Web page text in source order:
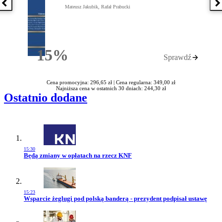
Poprzednia książka
15%Rabatu
Mateusz Jakubik, Rafał Prabucki
Sprawdź
Cena promocyjna: 296,65 zł | Cena regularna: 349,00 zł
Najniższa cena w ostatnich 30 dniach: 244,30 zł
Ostatnio dodane
15:30
Przejdź do artykułu:
Będą zmiany w opłatach na rzecz KNF
15:23
Przejdź do artykułu:
Wsparcie żeglugi pod polską banderą - prezydent podpisał ustawę